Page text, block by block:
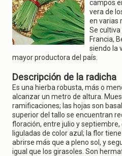
t
i
o
n
campos
vera de
en varias
Se
Francia,
siendo la
mayor productora del país.
Descripción de la radicha
Es una hierba robusta, más o
alcanzar un metro de altura.
ramificaciones; las hojas son
superior del tallo se encuentran
floración, entre julio y
liguladas de color azul; la flor
abrirse más que a pleno sol, y
igual que los girasoles. Son